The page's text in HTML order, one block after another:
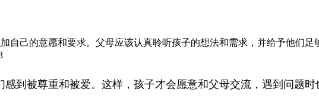
自己的意愿和要求。父母应该认真聆听孩子的想法和需求，并给予他们
到被尊重和被爱。这样，孩子才会愿意和父母交流，遇到问题